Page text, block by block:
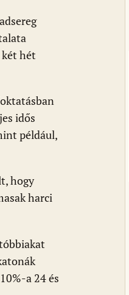
hét
idős
például,
hogy
harci
a 24 és